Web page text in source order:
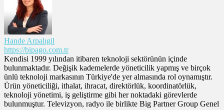
Hande Arpalıgil
https://bipago.com.tr
Kendisi 1999 yılından itibaren teknoloji sektörünün içinde
bulunmaktadır. Değişik kademelerde yöneticilik yapmış ve birçok
ünlü teknoloji markasının Türkiye'de yer almasında rol oynamıştır.
Ürün yöneticiliği, ithalat, ihracat, direktörlük, koordinatörlük,
teknoloji yönetimi, iş geliştirme gibi her noktadaki görevlerde
bulunmuştur. Televizyon, radyo ile birlikte Big Partner Group Genel